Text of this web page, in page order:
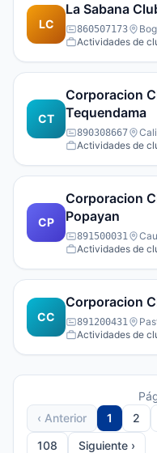
LC
La Sabana
860507173
Actividades de
CT
Corporacion
Tequendama
890308667
Cali
Actividades de
CP
Corporacion
Popayan
891500031
Actividades de
CC
Corporacion
891200431
Actividades de
‹ Anterior
1 2
108
Siguiente ›